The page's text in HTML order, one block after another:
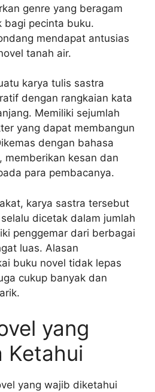
genre yang beragam
bagi pecinta buku.
mendapat antusias
tanah air.
karya tulis sastra
dengan rangkaian kata
Memiliki sejumlah
yang dapat membangun
dengan bahasa
memberikan kesan dan
para pembacanya.
karya sastra tersebut
dicetak dalam jumlah
penggemar dari berbagai
luas. Alasan
buku novel tidak lepas
cukup banyak dan
yang
Ketahui
yang wajib diketahui